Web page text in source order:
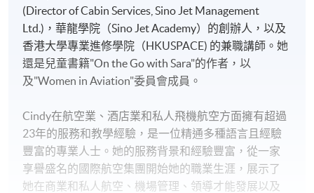
現時接受報名
地點
九龍西分校
F&B Education Hub @ KWC
高級教職員會所Mody貴賓室
15F, KK Leung Building, The University of Hong Kong
(Director of Cabin Services, Sino Jet Management
Ltd.)，華龍學院（Sino Jet Academy）的創辦人，以及
香港大學專業進修學院（HKUSPACE) 的兼職講師。她
還是兒童書籍"On the Go with Sara"的作者，以
及"Women in Aviation"委員會成員。
Cindy在航空業、酒店業和私人飛機航空方面擁有超過
23年的服務和教學經驗，是一位精通多種語言且經驗
豐富的專業人士。她的服務背景和經驗豐富，從一家
享譽盛名的國際航空集團開始她的職業生涯，展示了
她在商業和私人航空、機場管理、領導才能發展以及